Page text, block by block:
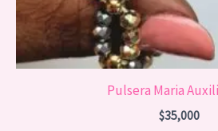
Pulsera Maria
$35,000